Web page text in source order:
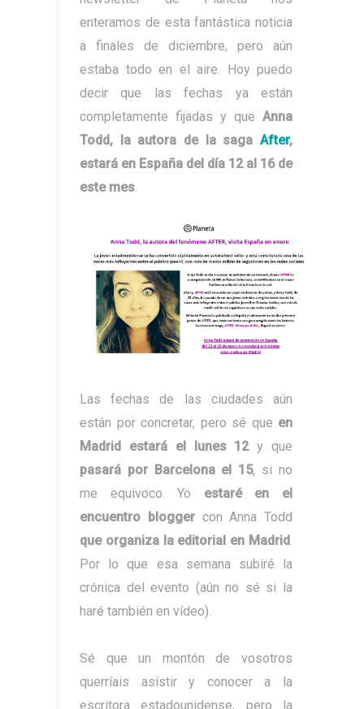
enteramos de esta fantástica noticia
a finales de diciembre, pero aún
estaba todo en el aire. Hoy puedo
decir que las fechas ya están
completamente fijadas y que Anna
Todd, la autora de la saga After,
estará en España del día 12 al 16 de
este mes.
Las fechas de las ciudades aún
están por concretar, pero sé que en
Madrid estará el lunes 12y que
pasará por Barcelona el 15, si no
me equivoco. Yo estaré en el
encuentro bloggercon Anna Todd
que organiza la editorial en Madrid
Por lo que esa semana subiré la
crónica del evento (aún no sé si la
haré también en vídeo).
Sé que un montón de vosotros
querríais asistir y conocer a la
escritora estadounidense, pero la